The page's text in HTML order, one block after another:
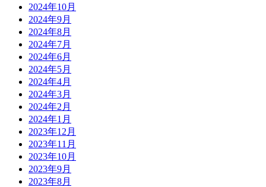
2024年10月
2024年9月
2024年8月
2024年7月
2024年6月
2024年5月
2024年4月
2024年3月
2024年2月
2024年1月
2023年12月
2023年11月
2023年10月
2023年9月
2023年8月